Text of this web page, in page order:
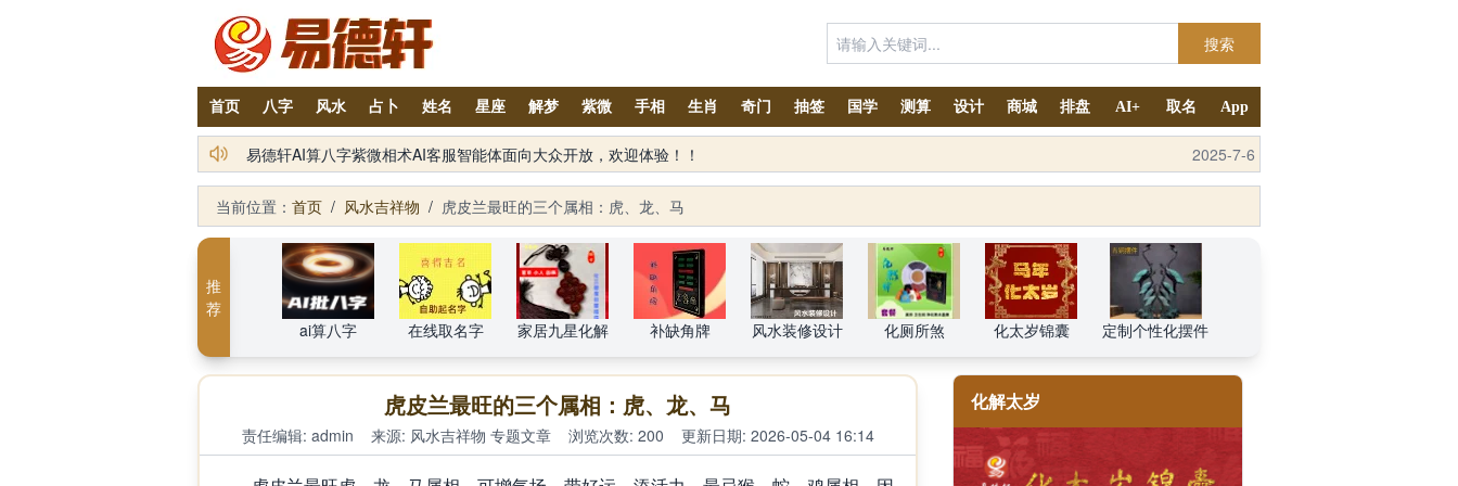
搜索
首页 八字 风水 占卜 姓名 星座 解梦 紫微 手相 生肖 奇门 抽签 国学 测算 设计 商城 排盘 AI+ 取名 App
铁笔居士简介及服务项目 2025-9-4
当前位置： 首页 / 风水吉祥物 / 虎皮兰最旺的三个属相：虎、龙、马
推
荐
ai算八字
在线取名字 家居九星化解 补缺角牌 风水装修设计 化厕所煞 化太岁锦囊 定制个性化摆件
虎皮兰最旺的三个属相：虎、龙、马
责任编辑: admin 来源: 风水吉祥物 专题文章 浏览次数: 200 更新日期: 2026-05-04 16:14
化解太岁